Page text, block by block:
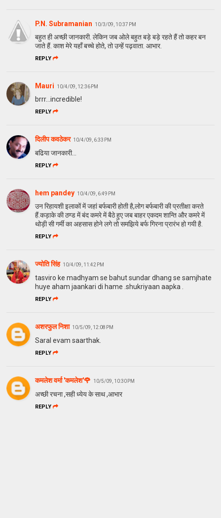
P.N. Subramanian 10/3/09, 10:37 PM
बहुत ही अच्छी जानकारी. लेकिन जब ओले बहुत बड़े बड़े रहते हैं तो कहर बन
जाते हैं. काश मेरे यहाँ बच्चे होते, तो उन्हें पढ़वाता. आभार.
REPLY
Mauri 10/4/09, 12:36 PM
brrr...incredible!
REPLY
दिलीप कवठेकर 10/4/09, 6:33 PM
बढिया जानकारी...
REPLY
hem pandey 10/4/09, 6:49 PM
उन रिहायशी इलाकों में जहां बर्फबारी होती है,लोग बर्फबारी की प्रतीक्षा करते
हैं.कड़ाके की ठण्ड में बंद कमरे में बैठे हुए जब बाहर एकदम शान्ति और कमरे में
थोड़ी सी गर्मी का अहसास होने लगे तो समझिये बर्फ गिरना प्रारंभ हो गयी है.
REPLY
ज्योति सिंह 10/4/09, 11:42 PM
tasviro ke madhyam se bahut sundar dhang se samjhate
huye aham jaankari di hame .shukriyaan aapka .
REPLY
अशरफुल निशा 10/5/09, 12:08 PM
Saral evam saarthak.
REPLY
कमलेश वर्मा 'कमलेश'🌹 10/5/09, 10:30 PM
अच्छी रचना ,सही ध्येय के साथ ,आभार
REPLY